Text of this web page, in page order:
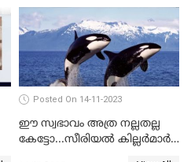
Posted On 14-11-2023
ഈ സ്വഭാവം അത്ര നല്ലതല്ല
കേട്ടോ...സീരിയല്‍ കില്ലര്‍മാര്‍